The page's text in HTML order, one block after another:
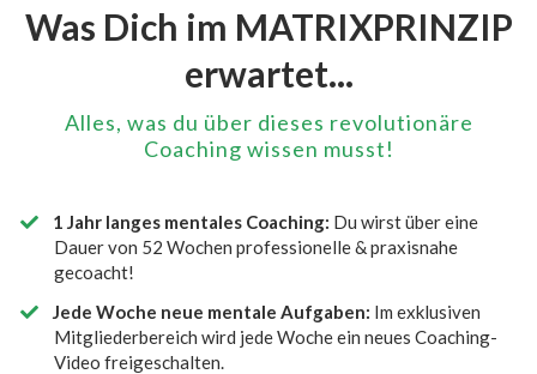
Was Dich im MATRIXPRINZIP
erwartet...
Alles, was du über dieses revolutionäre
Coaching wissen musst!
1 Jahr langes mentales Coaching: Du wirst über eine
Dauer von 52 Wochen professionelle & praxisnahe
gecoacht!
Jede Woche neue mentale Aufgaben: Im exklusiven
Mitgliederbereich wird jede Woche ein neues Coaching-
Video freigeschalten.